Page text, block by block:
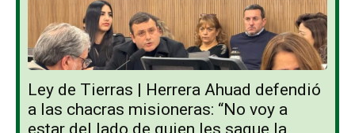
Ley de Tierras | Herrera Ahuad defendió
a las chacras misioneras: “No voy a